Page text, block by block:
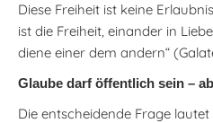
Diese Freiheit ist keine
ist die Freiheit, einander in
diene einer dem andern“
Glaube darf öffentlich sein –
Die entscheidende Frage